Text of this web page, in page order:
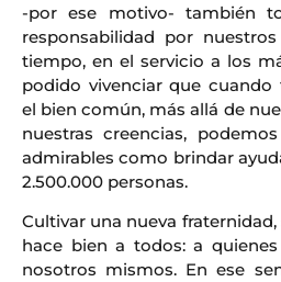
-por ese motivo- también
responsabilidad por
tiempo, en el servicio a los
podido vivenciar que
el bien común, más allá de
nuestras creencias,
admirables como brindar
2.500.000 personas.
Cultivar una nueva
hace bien a todos: a
nosotros mismos. En ese